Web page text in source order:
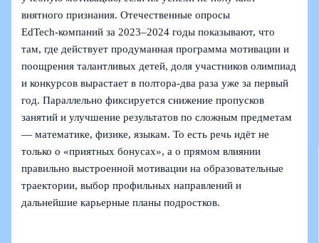
внятного признания. Отечественные опросы
EdTech‑компаний за 2023–2024 годы показывают, что
там, где действует продуманная программа мотивации и
поощрения талантливых детей, доля участников олимпиад
и конкурсов вырастает в полтора‑два раза уже за первый
год. Параллельно фиксируется снижение пропусков
занятий и улучшение результатов по сложным предметам
— математике, физике, языкам. То есть речь идёт не
только о «приятных бонусах», а о прямом влиянии
правильно выстроенной мотивации на образовательные
траектории, выбор профильных направлений и
дальнейшие карьерные планы подростков.